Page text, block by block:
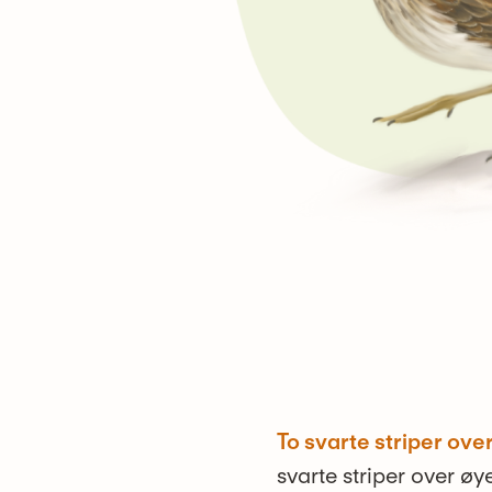
To svarte striper
svarte striper over